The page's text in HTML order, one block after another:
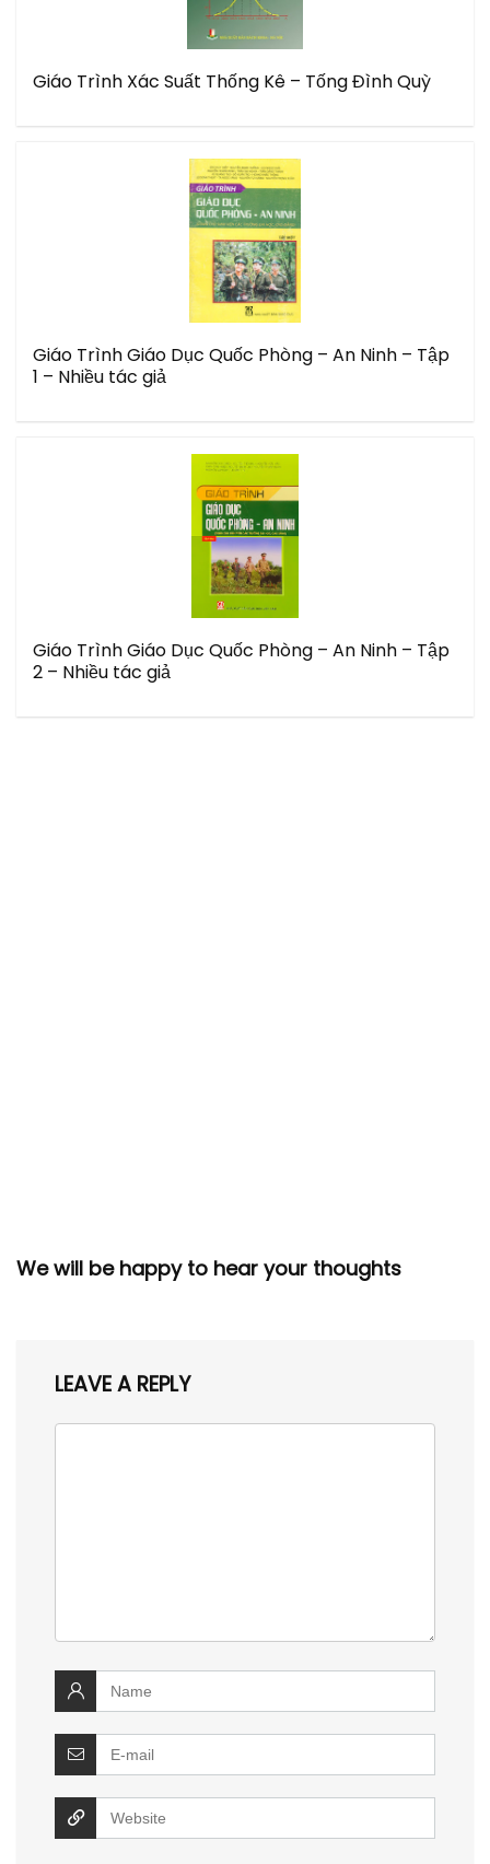
Giáo Trình Xác Suất Thống Kê – Tống Đình Quỳ
Giáo Trình Giáo Dục Quốc Phòng – An Ninh – Tập
1 – Nhiều tác giả
Giáo Trình Giáo Dục Quốc Phòng – An Ninh – Tập
2 – Nhiều tác giả
We will be happy to hear your thoughts
LEAVE A REPLY